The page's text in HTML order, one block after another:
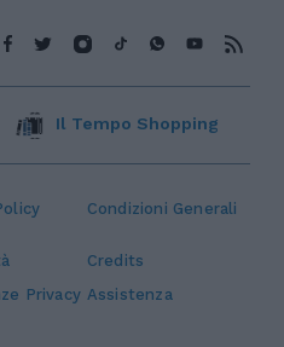
Condizioni Generali
Credits
Privacy Assistenza
Il Tempo Shopping